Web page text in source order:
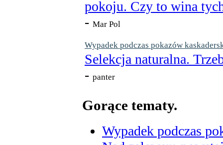
pokoju. Czy to wina
- Mar Pol
Wypadek podczas pokazów
Selekcja naturalna.
- panter
Gorące tematy.
Wypadek podczas